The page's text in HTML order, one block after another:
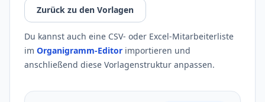
Zurück zu den Vorlagen
Du kannst auch eine CSV- oder Excel-Mitarbeiterliste
im Organigramm-Editor importieren und
anschließend diese Vorlagenstruktur anpassen.